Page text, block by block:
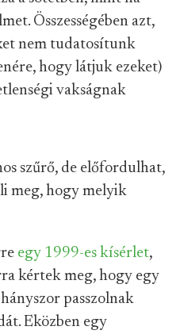
Összességében azt,
nem tudatosítunk
hogy látjuk ezeket)
vakságnak
szűrő, de előfordulhat,
meg, hogy melyik
egy 1999-es kísérlet,
kértek meg, hogy egy
passzolnak
Eközben egy